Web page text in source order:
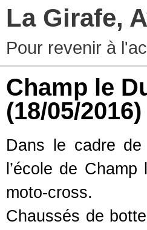
La Girafe,
Pour revenir à
Champ le
(18/05/2016)
Dans le cadre
l’école de
moto-cross.
Chaussés de